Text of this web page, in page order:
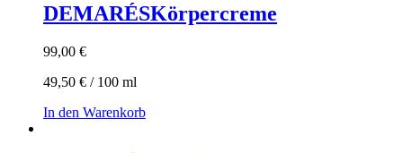
DEMARÉSKörpercreme
99,00 €
49,50 € / 100 ml
In den Warenkorb